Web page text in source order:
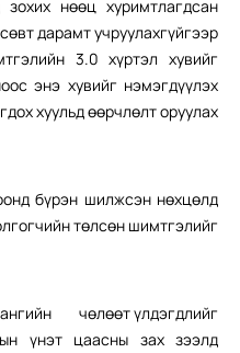
нөөц хуримтлагдсан
дарамт учруулахгүйгээр
3.0 хүртэл хувийг
энэ хувийг нэмэгдүүлэх
хуульд өөрчлөлт оруулах
бүрэн шилжсэн нөхцөлд
төлсөн шимтгэлийг
чөлөөт үлдэгдлийг
үнэт цаасны зах зээлд